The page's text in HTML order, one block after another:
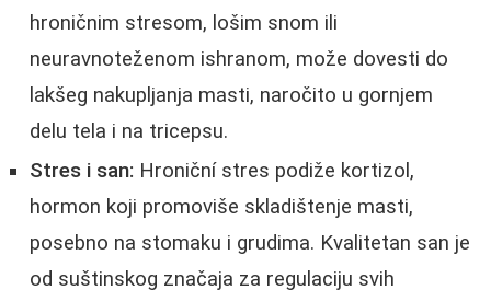
hroničnim stresom, lošim snom ili
neuravnoteženom ishranom, može dovesti do
lakšeg nakupljanja masti, naročito u gornjem
delu tela i na tricepsu.
Stres i san: Hroniční stres podiže kortizol,
hormon koji promoviše skladištenje masti,
posebno na stomaku i grudima. Kvalitetan san je
od suštinskog značaja za regulaciju svih